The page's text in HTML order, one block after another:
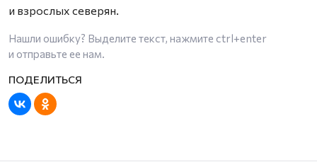
и взрослых северян.
Нашли ошибку? Выделите текст, нажмите ctrl+enter
и отправьте ее нам.